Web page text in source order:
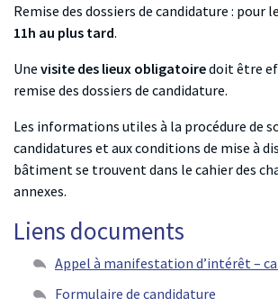
Remise des dossiers de candidature : pour le
11h au plus tard.
Une visite des lieux obligatoiredoit être
remise des dossiers de candidature.
Les informations utiles à la procédure de
candidatures et aux conditions de mise à
bâtiment se trouvent dans le cahier des
annexes.
Liens documents
Appel à manifestation d’intérêt –
Formulaire de candidature